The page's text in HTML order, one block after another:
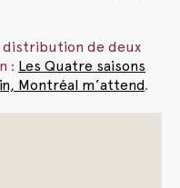
distribution de deux
: Les Quatre saisons
Montréal m’attend.